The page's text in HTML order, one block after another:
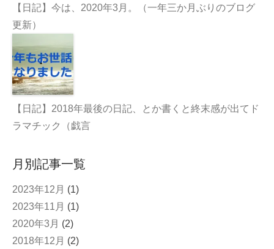
【日記】今は、2020年3月。（一年三か月ぶりのブログ
更新）
【日記】2018年最後の日記、とか書くと終末感が出てド
ラマチック（戯言
月別記事一覧
2023年12月 (1)
2023年11月 (1)
2020年3月 (2)
2018年12月 (2)